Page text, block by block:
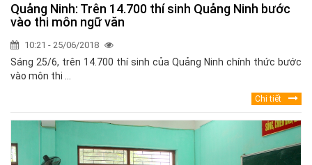
Quảng Ninh: Trên 14.700 thí sinh Quảng Ninh bước
vào thi môn ngữ văn
10:21 - 25/06/2018
Sáng 25/6, trên 14.700 thí sinh của Quảng Ninh chính thức bước
vào môn thi ...
Chi tiết